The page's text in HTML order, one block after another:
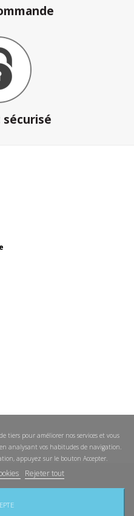
tiers pour améliorer nos services et vous
analysant vos habitudes de navigation.
appuyez sur le bouton Accepter.
Rejeter tout
Tous droits réservés.